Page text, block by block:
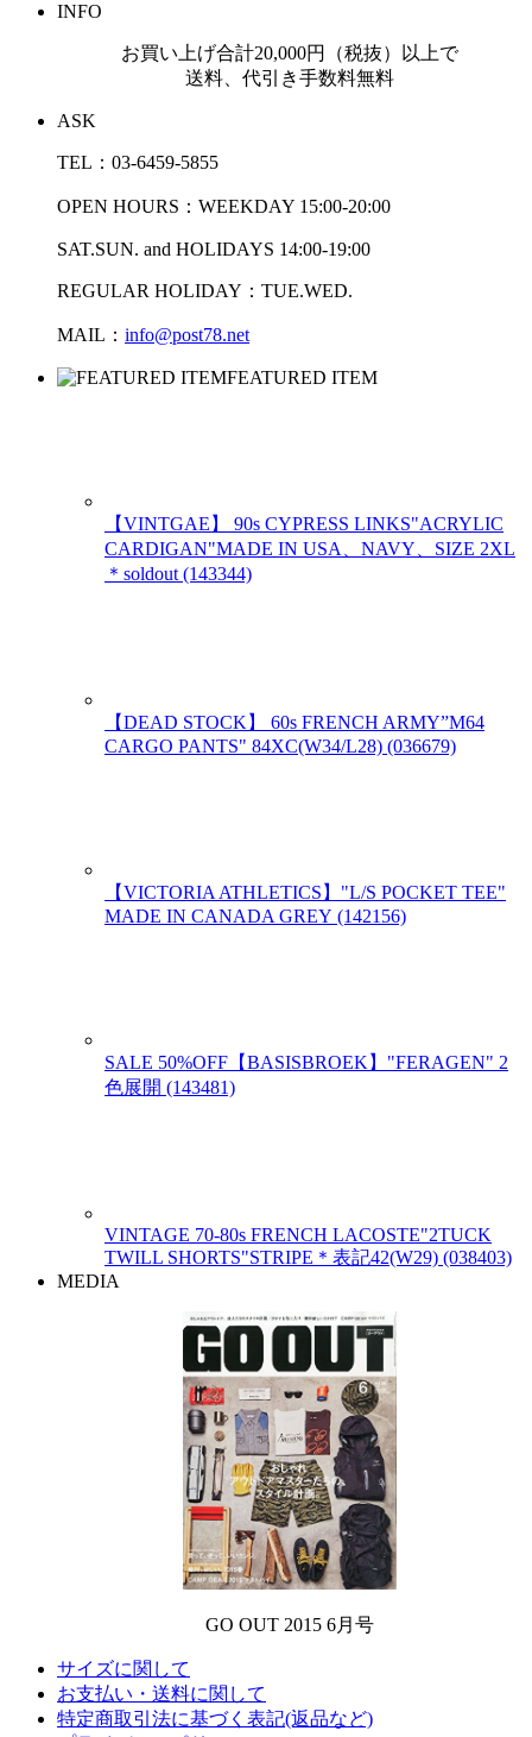
INFO
お買い上げ合計20,000円（税抜）以上で
送料、代引き手数料無料
ASK
TEL：03-6459-5855
OPEN HOURS：WEEKDAY 15:00-20:00
SAT.SUN. and HOLIDAYS 14:00-19:00
REGULAR HOLIDAY：TUE.WED.
MAIL： info@post78.net
FEATURED ITEM
【VINTGAE】 90s CYPRESS LINKS"ACRYLIC
CARDIGAN"MADE IN USA、NAVY、SIZE 2XL
＊soldout (143344)
【DEAD STOCK】 60s FRENCH ARMY”M64
CARGO PANTS" 84XC(W34/L28) (036679)
【VICTORIA ATHLETICS】"L/S POCKET TEE"
MADE IN CANADA GREY (142156)
SALE 50%OFF【BASISBROEK】"FERAGEN" 2
色展開 (143481)
VINTAGE 70-80s FRENCH LACOSTE"2TUCK
TWILL SHORTS"STRIPE＊表記42(W29) (038403)
MEDIA
GO OUT 2015 6月号
サイズに関して
お支払い・送料に関して
特定商取引法に基づく表記(返品など)